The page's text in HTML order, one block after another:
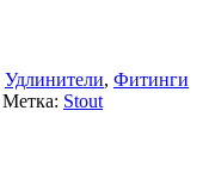
Удлинители, Фитинги
Метка: Stout